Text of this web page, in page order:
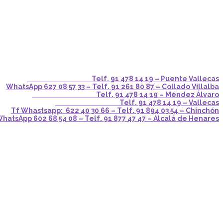
Telf. 91 478 14 19 – Puente Vallecas
WhatsApp 627 08 57 33 – Telf. 91 261 80 87 – Collado Villalba
Telf. 91 478 14 19 – Méndez Álvaro
Telf. 91 478 14 19 – Vallecas
Tf Whastsapp: 622 40 30 66 – Telf. 91 894 03 54 – Chinchón
602 68 54 08 – Telf. 91 877 47 47 – Alcalá de Henares